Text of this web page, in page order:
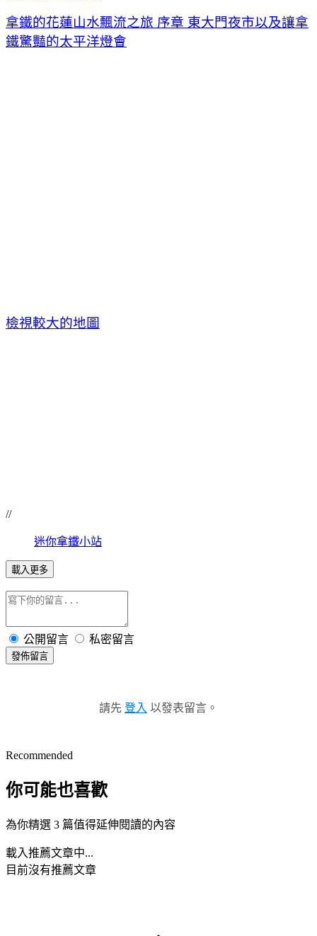
拿鐵的花蓮山水飄流之旅 序章 東大門夜市以及讓拿
鐵驚豔的太平洋燈會
檢視較大的地圖
//
迷你拿鐵小站
載入更多
公開留言 私密留言
發佈留言
請先 登入 以發表留言。
Recommended
你可能也喜歡
為你精選 3 篇值得延伸閱讀的內容
載入推薦文章中...
目前沒有推薦文章